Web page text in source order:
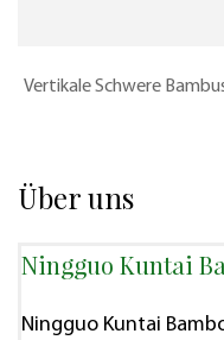
Vertikale Schwere
Über uns
Ningguo Kuntai
Ningguo Kuntai